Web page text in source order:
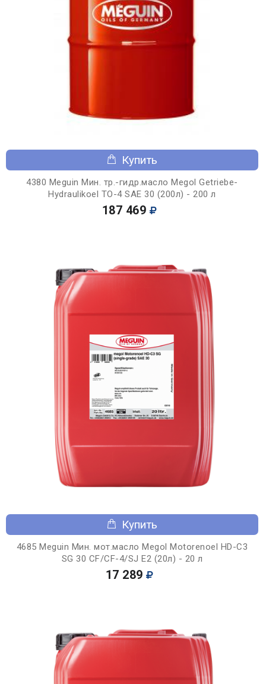
Купить
4380 Meguin Мин. тр.-гидр.масло Megol Getriebe-
Hydraulikoel TO-4 SAE 30 (200л) - 200 л
187 469
Купить
4685 Meguin Мин. мот.масло Megol Motorenoel HD-C3
SG 30 CF/CF-4/SJ E2 (20л) - 20 л
17 289